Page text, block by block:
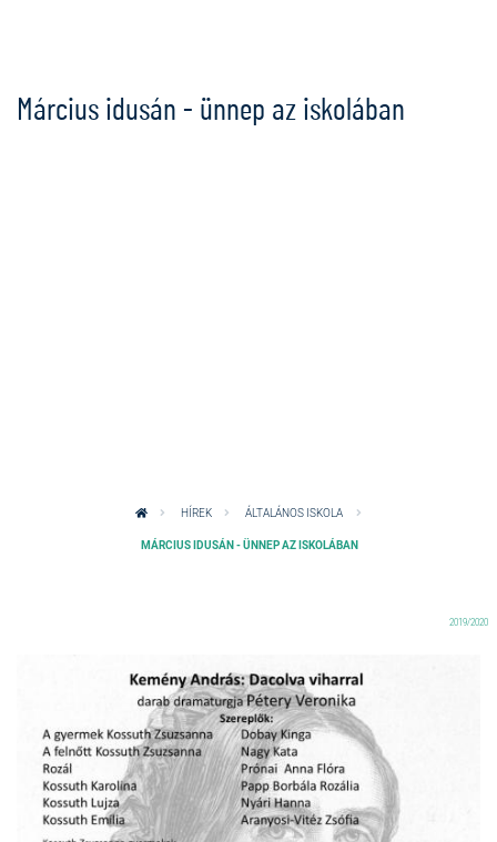
Március idusán - ünnep az iskolában
HÍREK ÁLTALÁNOS ISKOLA
MÁRCIUS IDUSÁN - ÜNNEP AZ ISKOLÁBAN
2019/2020